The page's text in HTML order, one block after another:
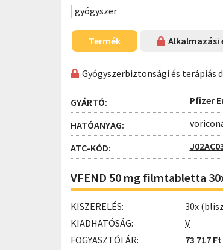
gyógyszer
Termék Alkalmazási
Gyógyszerbiztonsági és
GYÁRTÓ: Pfizer
HATÓANYAG:
ATC-KÓD:
VFEND 50 mg filmtabletta
KISZERELÉS:
30x
KIADHATÓSÁG:
V
FOGYASZTÓI ÁR:
73 717 Ft